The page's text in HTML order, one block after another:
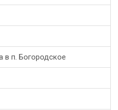
в п. Богородское